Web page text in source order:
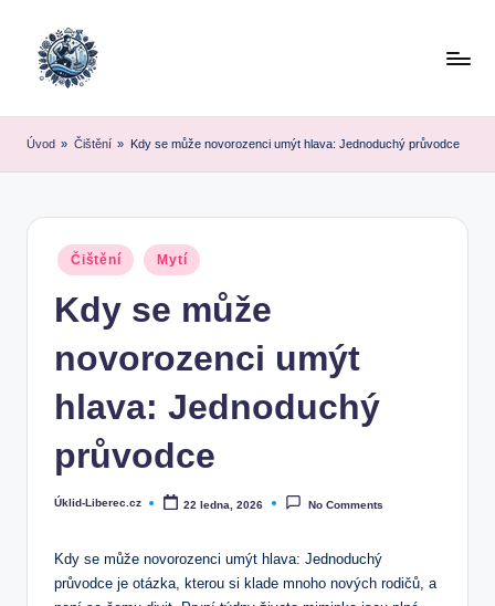
Úvod » Čištění » Kdy se může novorozenci umýt hlava: Jednoduchý průvodce
Posted
in
Čištění Mytí
Kdy se může
novorozenci umýt
hlava: Jednoduchý
průvodce
Posted
Úklid-Liberec.cz 22 ledna, 2026 No Comments
Kdy se může novorozenci umýt hlava: Jednoduchý
průvodce je otázka, kterou si klade mnoho nových rodičů, a